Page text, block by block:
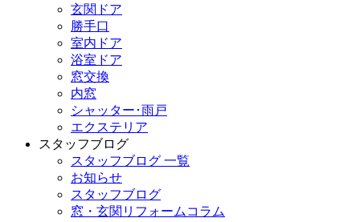
玄関ドア
勝手口
室内ドア
浴室ドア
窓交換
内窓
シャッター･雨戸
エクステリア
スタッフブログ
スタッフブログ 一覧
お知らせ
スタッフブログ
窓・玄関リフォームコラム